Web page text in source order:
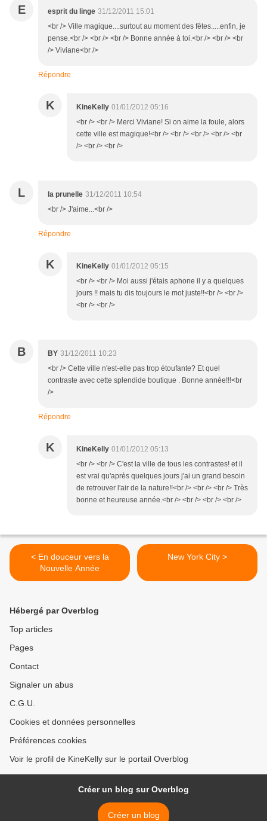
E esprit du linge 31/12/2011 15:01
<br /> Ville magique....surtout au moment des fêtes.....enfin, je
pense.<br /> <br /> <br /> Bonne année à toi.<br /> <br /> <br
/> Viviane<br />
Répondre
K KineKelly 01/01/2012 05:16
<br /> <br /> Merci Viviane! Si on aime la foule, alors
cette ville est magique!<br /> <br /> <br /> <br /> <br
/> <br /> <br />
L la prunelle 31/12/2011 10:54
<br /> J'aime...<br />
Répondre
K KineKelly 01/01/2012 05:15
<br /> <br /> Moi aussi j'étais aphone il y a quelques
jours !! mais tu dis toujours le mot juste!!<br /> <br />
<br /> <br />
B BY 31/12/2011 10:23
<br /> Cette ville n'est-elle pas trop étoufante? Et quel
contraste avec cette splendide boutique . Bonne année!!!<br
/>
Répondre
K KineKelly 01/01/2012 05:13
<br /> <br /> C'est la ville de tous les contrastes! et il
est vrai qu'après quelques jours j'ai un grand besoin
de retrouver l'air de la nature!!<br /> <br /> <br /> Très
bonne et heureuse année.<br /> <br /> <br /> <br />
< En douceur vers la
Nouvelle Année
New York City >
Hébergé par Overblog
Top articles
Pages
Contact
Signaler un abus
C.G.U.
Cookies et données personnelles
Préférences cookies
Voir le profil de KineKelly sur le portail Overblog
Créer un blog sur Overblog
Créer un blog